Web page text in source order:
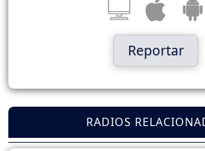
Reportar
RADIOS